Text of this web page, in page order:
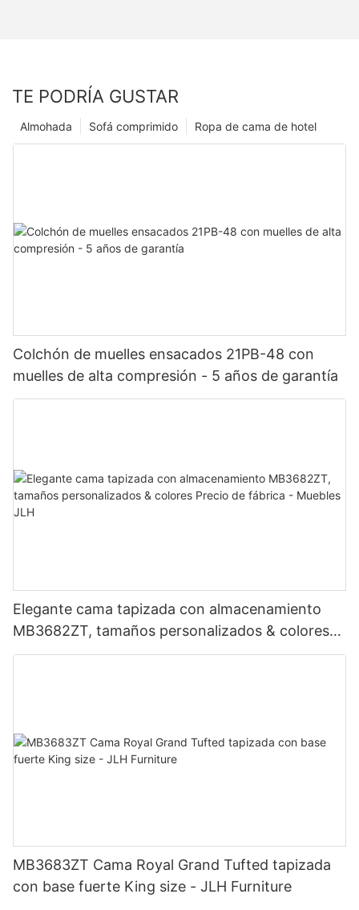
TE PODRÍA GUSTAR
Ropa de cama de hotel
Sofá comprimido
Almohada
Colchón de muelles ensacados 21PB-48 con
muelles de alta compresión - 5 años de garantía
Elegante cama tapizada con almacenamiento
MB3682ZT, tamaños personalizados & colores
Precio de fábrica - Muebles JLH
MB3683ZT Cama Royal Grand Tufted tapizada
con base fuerte King size - JLH Furniture